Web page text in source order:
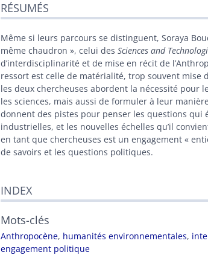
Index
Plan
Texte
Bibliographie
Annexe
Citer cet article
Auteurs
RÉSUMÉS
Même si leurs parcours se distinguent, Soraya
même chaudron », celui des Sciences and
d’interdisciplinarité et de mise en récit de
ressort est celle de matérialité, trop souvent mise
les deux chercheuses abordent la nécessité pour
les sciences, mais aussi de formuler à leur
donnent des pistes pour penser les questions
industrielles, et les nouvelles échelles qu’il
en tant que chercheuses est un engagement «
de savoirs et les questions politiques.
INDEX
Mots-clés
Anthropocène, humanités environnementales,
engagement politique